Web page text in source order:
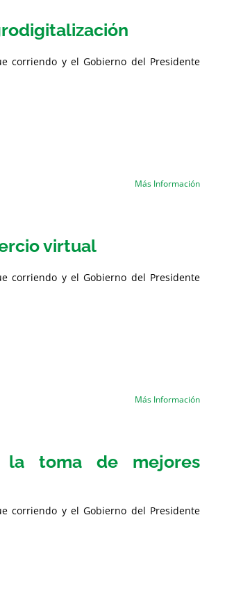
corriendo y el Gobierno del Presidente
Más Información
virtual
corriendo y el Gobierno del Presidente
Más Información
la toma de mejores
corriendo y el Gobierno del Presidente